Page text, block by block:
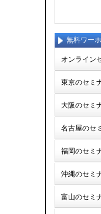
無料ワー
オンライン
東京のセミ
大阪のセミ
名古屋のセ
福岡のセミ
沖縄のセミ
富山のセミ